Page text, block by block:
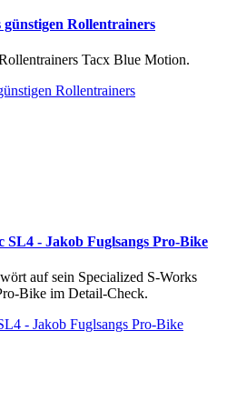
günstigen Rollentrainers
Tacx Blue Motion.
Rollentrainers
SL4 - Jakob Fuglsangs Pro-Bike
auf sein Specialized S-Works
Bike im Detail-Check.
- Jakob Fuglsangs Pro-Bike